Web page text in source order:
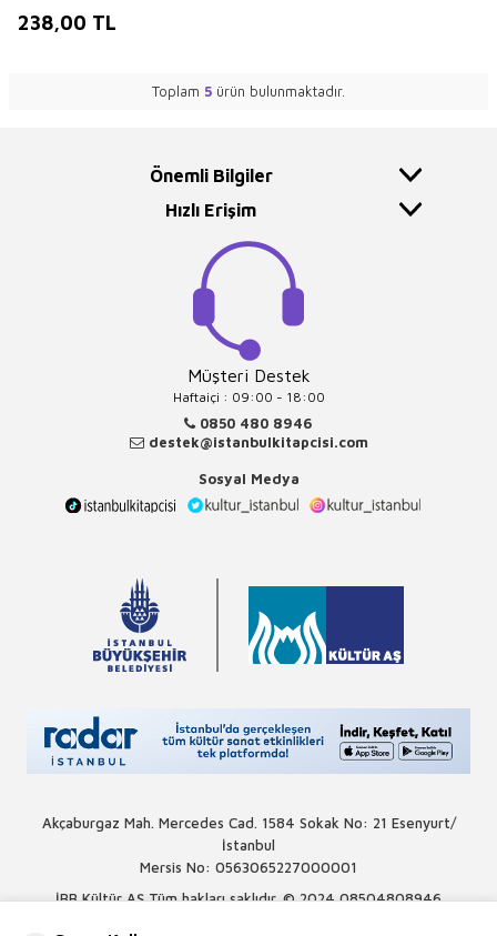
238,00 TL
Toplam 5 ürün bulunmaktadır.
Önemli Bilgiler
Hızlı Erişim
Müşteri Destek
Haftaiçi : 09:00 - 18:00
0850 480 8946
destek@istanbulkitapcisi.com
Sosyal Medya
Akçaburgaz Mah. Mercedes Cad. 1584 Sokak No: 21 Esenyurt/
İstanbul
Mersis No: 0563065227000001
İBB Kültür AŞ Tüm hakları saklıdır. © 2024 08504808946